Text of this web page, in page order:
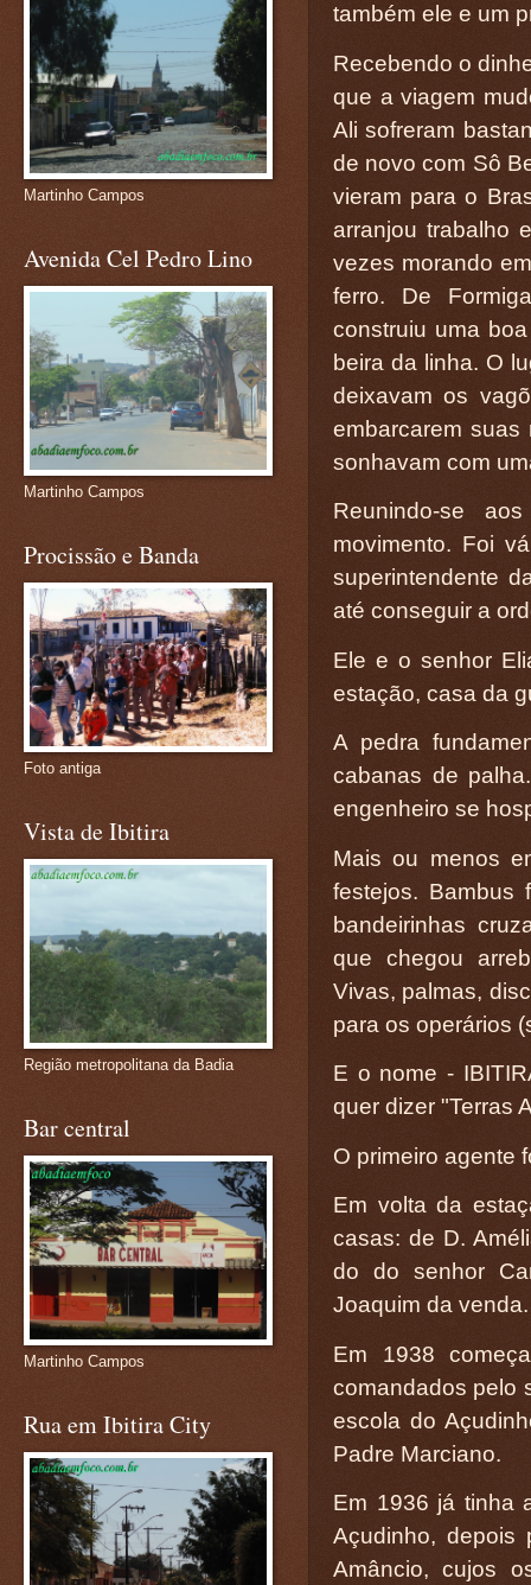
também ele e um
Recebendo o
que a viagem
Ali sofreram
de novo com Sô
vieram para o
arranjou trabalho
vezes morando
ferro. De
construiu uma
beira da linha. O
deixavam os
embarcarem suas
sonhavam com
Reunindo-se
movimento. Foi
superintendente
até conseguir a
Ele e o senhor
estação, casa da
A pedra
cabanas de
engenheiro se
Mais ou menos
festejos.
bandeirinhas
que chegou
Vivas, palmas,
para os operários
E o nome -
quer dizer "Terras
O primeiro agente
Em volta da
casas: de D.
do do senhor
Joaquim da venda.
Em 1938
comandados pelo
escola do
Padre Marciano.
Em 1936 já tinha
Açudinho, depois
Amâncio, cujos
Martinho Campos
Avenida Cel Pedro Lino
Martinho Campos
Procissão e Banda
Foto antiga
Vista de Ibitira
Região metropolitana da Badia
Bar central
Martinho Campos
Rua em Ibitira City